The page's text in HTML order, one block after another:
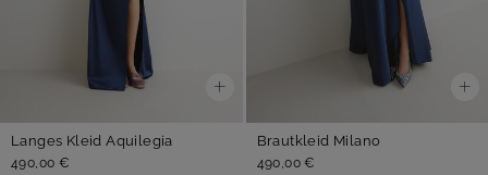
Langes Kleid Aquilegia
490,00 €
Brautkleid Milano
490,00 €